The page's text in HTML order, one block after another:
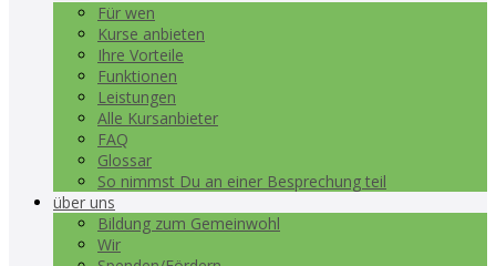
Für wen
Kurse anbieten
Ihre Vorteile
Funktionen
Leistungen
Alle Kursanbieter
FAQ
Glossar
So nimmst Du an einer Besprechung teil
über uns
Bildung zum Gemeinwohl
Wir